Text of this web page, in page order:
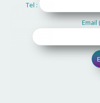
Suivez-
Tel :
Email